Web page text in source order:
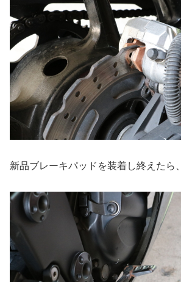
新品ブレーキパッドを装着し終えたら、